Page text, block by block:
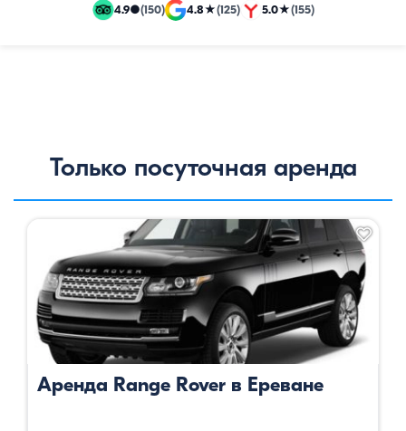
4.9●(150) 4.8★(125) 5.0★(155)
Только посуточная аренда
Аренда Range Rover в Ереване